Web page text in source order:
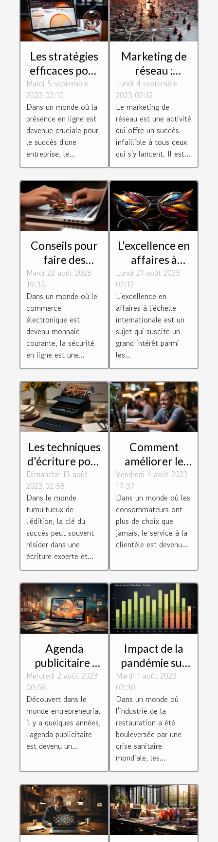
Les stratégies
efficaces pour
un
référencement
réussi à
Toulouse
Mardi 5 septembre
2023 02:10
Dans un monde où la
présence en ligne est
devenue cruciale pour
le succès d'une
entreprise, le...
Marketing de
réseau :
quelques
conseils pour
réussir dans ce
secteur
Lundi 4 septembre
2023 02:12
Le marketing de
réseau est une activité
qui offre un succès
infaillible à tous ceux
qui s'y lancent. Il est...
Conseils pour
faire des
achats en ligne
de manière
sécurisée
Mardi 22 août 2023
19:35
Dans un monde où le
commerce
électronique est
devenu monnaie
courante, la sécurité
en ligne est une...
L'excellence en
affaires à
l'échelle
internationale
Lundi 21 août 2023
02:12
L'excellence en
affaires à l'échelle
internationale est un
sujet qui suscite un
grand intérêt parmi
les...
Les techniques
d'écriture pour
un magazine
réussi
Dimanche 13 août
2023 02:58
Dans le monde
tumultueux de
l'édition, la clé du
succès peut souvent
résider dans une
écriture experte et...
Comment
améliorer le
service client
de votre
entreprise
Vendredi 4 août 2023
17:37
Dans un monde où les
consommateurs ont
plus de choix que
jamais, le service à la
clientèle est devenu...
Agenda
publicitaire :
une véritable
opportunité
pour les
entreprises
Mercredi 2 août 2023
00:56
Découvert dans le
monde entrepreneurial
il y a quelques années,
l'agenda publicitaire
est devenu un...
Impact de la
pandémie sur
les revenus des
livreurs Uber
Eats
Mardi 1 août 2023
02:30
Dans un monde où
l'industrie de la
restauration a été
bouleversée par une
crise sanitaire
mondiale, les...